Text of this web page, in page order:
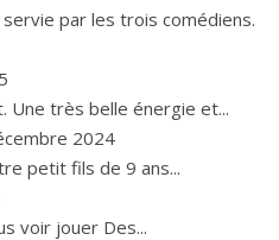
par les trois comédiens.
Une très belle énergie et...
2024
petit fils de 9 ans...
voir jouer Des...